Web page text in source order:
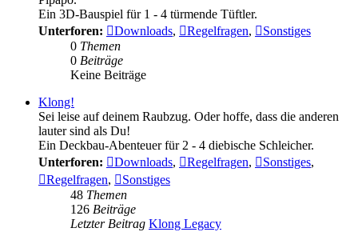
Ein 3D-Bauspiel für 1 - 4 türmende Tüftler.
Unterforen:
Downloads, Regelfragen,
Sonstiges
0 Themen
0 Beiträge
Keine Beiträge
Klong!
Sei leise auf deinem Raubzug. Oder hoffe, dass die anderen
lauter sind als Du!
Ein Deckbau-Abenteuer für 2 - 4 diebische Schleicher.
Unterforen:
Downloads, Regelfragen, Sonstiges,
Regelfragen,
Sonstiges
48 Themen
126 Beiträge
Letzter Beitrag Klong Legacy